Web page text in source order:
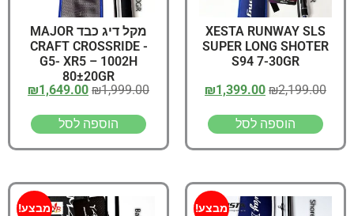
XESTA RUNWAY SLS
SUPER LONG SHOTER
S94 7-30GR
₪2,199.00
₪1,399.00
הוספה לסל
מקל דיג כבד MAJOR
CRAFT CROSSRIDE -
G5- XR5 – 1002H
80±20GR
₪1,999.00
₪1,649.00
הוספה לסל
מבצע! מבצע!